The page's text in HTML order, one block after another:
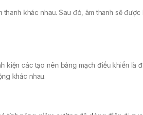
khác nhau. Sau đó, âm thanh sẽ
các tạo nên bảng mạch điều khiển là
khác nhau.